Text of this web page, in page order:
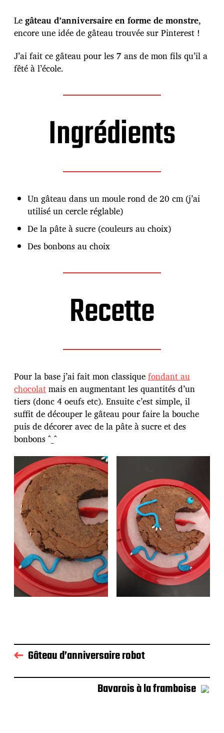
e
p
b
l
i
Legâteau d’anniversaire en forme de monstre,
encore une idée de gâteau trouvée sur Pinterest !
J’ai fait ce gâteau pour les 7 ans de mon fils qu’il a
fêté à l’école.
Ingrédients
Un gâteau dans un moule rond de 20 cm (j’ai
utilisé un cercle réglable)
De la pâte à sucre (couleurs au choix)
Des bonbons au choix
Recette
Pour la base j’ai fait mon classiquefondant au
chocolatmais en augmentant les quantités d’un
tiers (donc 4 oeufs etc). Ensuite c’est simple, il
suffit de découper le gâteau pour faire la bouche
puis de décorer avec de la pâte à sucre et des
bonbons ^_^
Gâteau d’anniversaire robot
Bavarois à la framboise